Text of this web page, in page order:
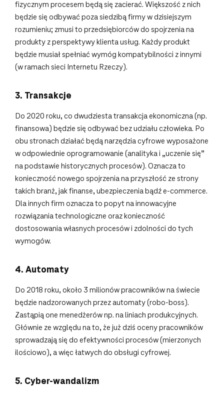
fizycznym procesem będą się zacierać. Większość z nich
będzie się odbywać poza siedzibą firmy w dzisiejszym
rozumieniu; zmusi to przedsiębiorców do spojrzenia na
produkty z perspektywy klienta usług. Każdy produkt
będzie musiał spełniać wymóg kompatybilności z innymi
(w ramach sieci Internetu Rzeczy).
3. Transakcje
Do 2020 roku, co dwudziesta transakcja ekonomiczna (np.
finansowa) będzie się odbywać bez udziału człowieka. Po
obu stronach działać będą narzędzia cyfrowe wyposażone
w odpowiednie oprogramowanie (analityka i „uczenie się”
na podstawie historycznych procesów). Oznacza to
konieczność nowego spojrzenia na przyszłość ze strony
takich branż, jak finanse, ubezpieczenia bądź e-commerce.
Dla innych firm oznacza to popyt na innowacyjne
rozwiązania technologiczne oraz konieczność
dostosowania własnych procesów i zdolności do tych
wymogów.
4. Automaty
Do 2018 roku, około 3 milionów pracowników na świecie
będzie nadzorowanych przez automaty (robo-boss).
Zastąpią one menedżerów np. na liniach produkcyjnych.
Głównie ze względu na to, że już dziś oceny pracowników
sprowadzają się do efektywności procesów (mierzonych
ilościowo), a więc łatwych do obsługi cyfrowej.
5. Cyber-wandalizm